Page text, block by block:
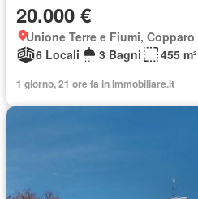
20.000 €
Unione Terre e Fiumi, Copparo
6 Locali
3 Bagni 455 m²
1 giorno, 21 ore fa in Immobiliare.it